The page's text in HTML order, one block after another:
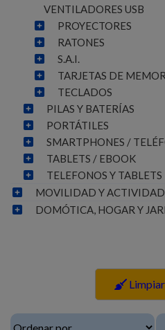
VENTILADORES USB
PROYECTORES
RATONES
S.A.I.
TARJETAS DE
TECLADOS
PILAS Y BATERÍAS
PORTÁTILES
SMARTPHONES /
TABLETS / EBOOK
TELEFONOS Y TABLETS
MOVILIDAD Y
DOMÓTICA, HOGAR Y